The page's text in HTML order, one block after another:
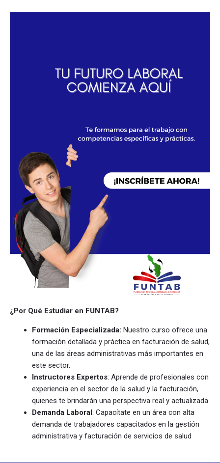
¿Por Qué Estudiar en FUNTAB?
Formación Especializada: Nuestro curso ofrece una
formación detallada y práctica en facturación de salud,
una de las áreas administrativas más importantes en
este sector.
Instructores Expertos: Aprende de profesionales con
experiencia en el sector de la salud y la facturación,
quienes te brindarán una perspectiva real y actualizada
Demanda Laboral: Capacítate en un área con alta
demanda de trabajadores capacitados en la gestión
administrativa y facturación de servicios de salud